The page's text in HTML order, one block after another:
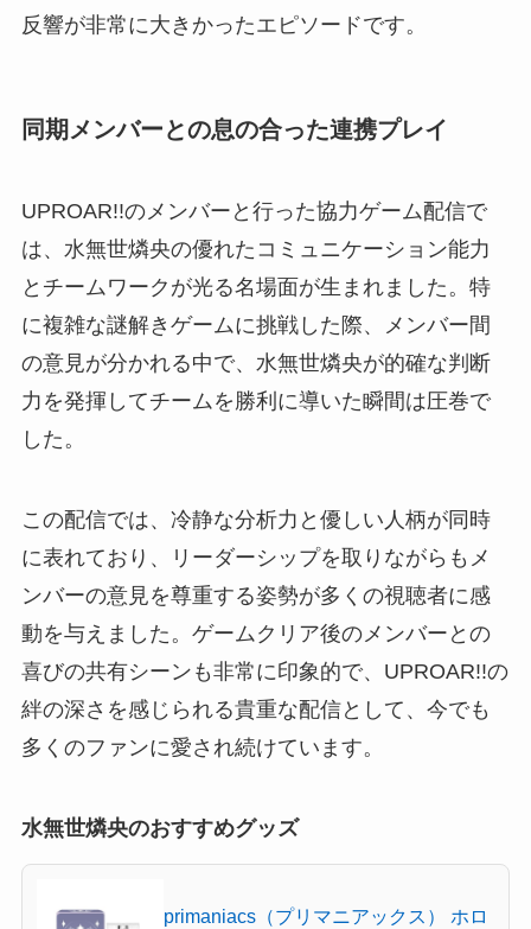
反響が非常に大きかったエピソードです。
同期メンバーとの息の合った連携プレイ
UPROAR!!のメンバーと行った協力ゲーム配信で
は、水無世燐央の優れたコミュニケーション能力
とチームワークが光る名場面が生まれました。特
に複雑な謎解きゲームに挑戦した際、メンバー間
の意見が分かれる中で、水無世燐央が的確な判断
力を発揮してチームを勝利に導いた瞬間は圧巻で
した。
この配信では、冷静な分析力と優しい人柄が同時
に表れており、リーダーシップを取りながらもメ
ンバーの意見を尊重する姿勢が多くの視聴者に感
動を与えました。ゲームクリア後のメンバーとの
喜びの共有シーンも非常に印象的で、UPROAR!!の
絆の深さを感じられる貴重な配信として、今でも
多くのファンに愛され続けています。
水無世燐央のおすすめグッズ
primaniacs（プリマニアックス） ホロ